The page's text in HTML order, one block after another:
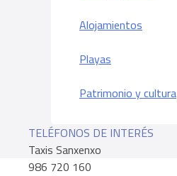
Alojamientos
Playas
Patrimonio y cultura
TELÉFONOS DE INTERÉS
Taxis Sanxenxo
986 720 160